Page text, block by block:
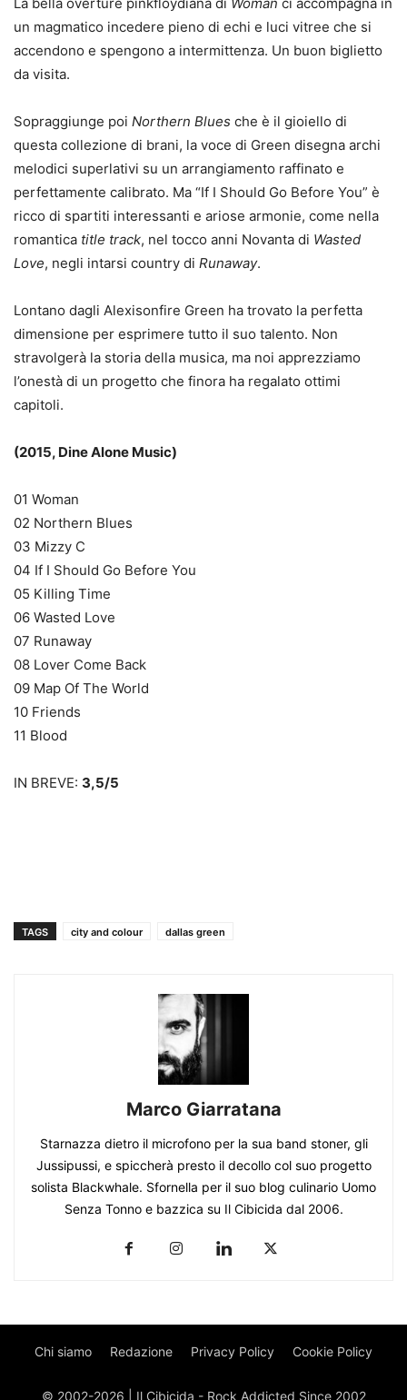
un magmatico incedere pieno di echi e luci vitree che si
accendono e spengono a intermittenza. Un buon biglietto
da visita.
Sopraggiunge poi Northern Blues che è il gioiello di
questa collezione di brani, la voce di Green disegna archi
melodici superlativi su un arrangiamento raffinato e
perfettamente calibrato. Ma “If I Should Go Before You” è
ricco di spartiti interessanti e ariose armonie, come nella
romantica title track, nel tocco anni Novanta di Wasted
Love, negli intarsi country di Runaway.
Lontano dagli Alexisonfire Green ha trovato la perfetta
dimensione per esprimere tutto il suo talento. Non
stravolgerà la storia della musica, ma noi apprezziamo
l’onestà di un progetto che finora ha regalato ottimi
capitoli.
(2015, Dine Alone Music)
01 Woman
02 Northern Blues
03 Mizzy C
04 If I Should Go Before You
05 Killing Time
06 Wasted Love
07 Runaway
08 Lover Come Back
09 Map Of The World
10 Friends
11 Blood
IN BREVE: 3,5/5
TAGS city and colour dallas green
Marco Giarratana
Starnazza dietro il microfono per la sua band stoner, gli
Jussipussi, e spiccherà presto il decollo col suo progetto
solista Blackwhale. Sfornella per il suo blog culinario Uomo
Senza Tonno e bazzica su Il Cibicida dal 2006.
Chi siamo Redazione Privacy Policy Cookie Policy
© 2002-2026 | Il Cibicida - Rock Addicted Since 2002